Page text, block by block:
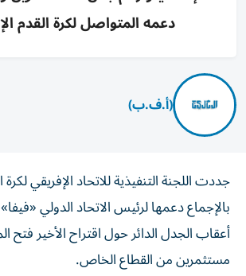
دعمه المتواصل لكرة القدم
(أ.ف.ب)
جددت اللجنة التنفيذية للاتحاد الإفريقي
بالإجماع دعمها لرئيس الاتحاد الدولي
أعقاب الجدل الدائر حول اقتراح الأخير فتح
مستثمرين من القطاع الخاص.